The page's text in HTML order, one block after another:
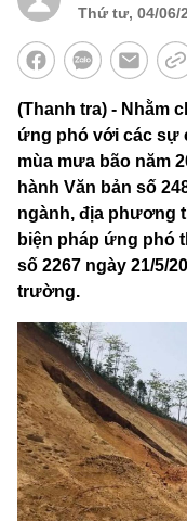
Thứ tư, 04/06/
(Thanh tra) - Nhằm
ứng phó với các sự
mùa mưa bão năm
hành Văn bản số
ngành, địa phương
biện pháp ứng phó
số 2267 ngày 21/5/
trường.